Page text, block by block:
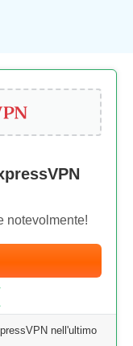
notevolmente!
nell'ultimo